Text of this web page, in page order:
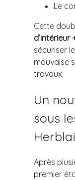
Le
Cette
d’intérieur
sécuriser
mauvaise
travaux.
Un
sous
Après
premier